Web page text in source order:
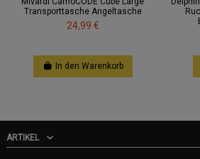
Transporttasche Angeltasche
24,99 €
In den Warenkorb
ARTIKEL